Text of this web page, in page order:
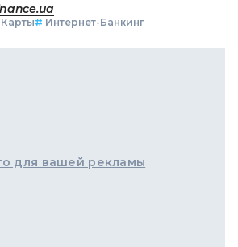
# Интернет-Банкинг
для вашей рекламы